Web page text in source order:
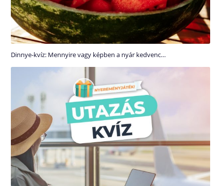
Dinnye-kvíz: Mennyire vagy képben a nyár kedvenc…